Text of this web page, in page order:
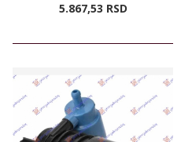
5.867,53 RSD